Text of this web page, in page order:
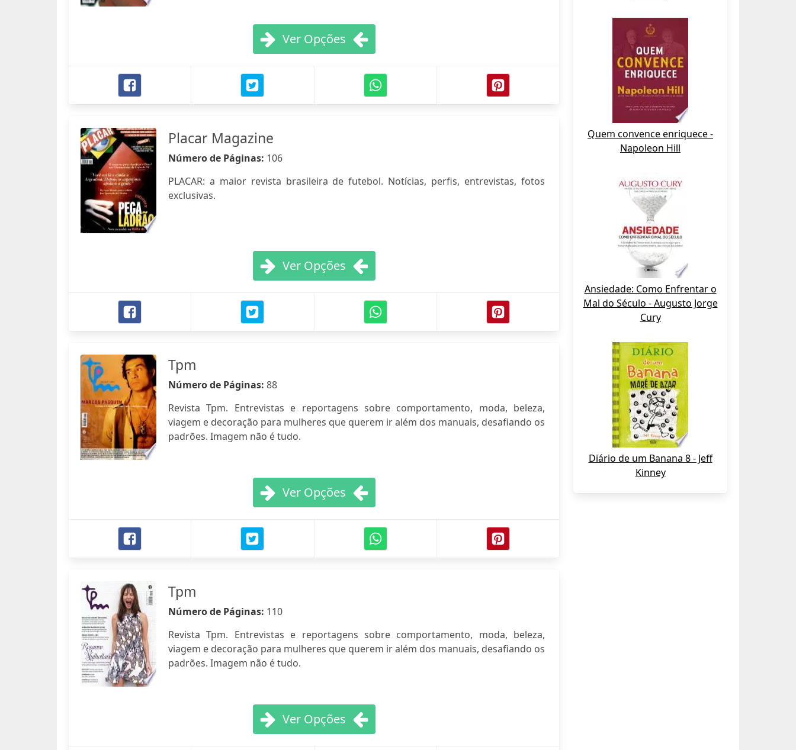
Ver Opções
Placar Magazine
Número de Páginas: 106
PLACAR: a maior revista brasileira de futebol. Notícias, perfis, entrevistas, fotos
exclusivas.
Ver Opções
Tpm
Número de Páginas: 88
Revista Tpm. Entrevistas e reportagens sobre comportamento, moda, beleza,
viagem e decoração para mulheres que querem ir além dos manuais, desafiando os
padrões. Imagem não é tudo.
Ver Opções
Tpm
Número de Páginas: 110
Revista Tpm. Entrevistas e reportagens sobre comportamento, moda, beleza,
viagem e decoração para mulheres que querem ir além dos manuais, desafiando os
padrões. Imagem não é tudo.
Ver Opções
Quem convence enriquece -
Napoleon Hill
Ansiedade: Como Enfrentar o
Mal do Século - Augusto Jorge
Cury
Diário de um Banana 8 - Jeff
Kinney